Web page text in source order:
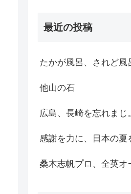
最近の投稿
たかが風呂、されど風
他山の石
広島、長崎を忘れまじ。
感謝を力に、日本の夏
桑木志帆プロ、全英オ